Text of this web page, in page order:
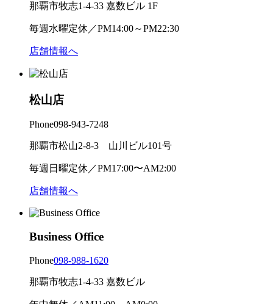
那覇市牧志1-4-33 嘉数ビル 1F
毎週水曜定休／PM14:00～PM22:30
店舗情報へ
松山店
Phone098-943-7248
那覇市松山2-8-3 山川ビル101号
毎週日曜定休／PM17:00〜AM2:00
店舗情報へ
Business Office
Phone098-988-1620
那覇市牧志1-4-33 嘉数ビル